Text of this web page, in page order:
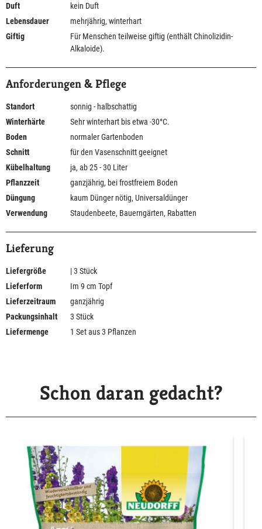
Duft
kein Duft
Lebensdauer
mehrjährig, winterhart
Giftig
Für Menschen teilweise giftig (enthält Chinolizidin-
Alkaloide).
Anforderungen & Pflege
Standort
sonnig - halbschattig
Winterhärte
Sehr winterhart bis etwa -30°C.
Boden
normaler Gartenboden
Schnitt
für den Vasenschnitt geeignet
Kübelhaltung
ja, ab 25 - 30 Liter
Pflanzzeit
ganzjährig, bei frostfreiem Boden
Düngung
kaum Dünger nötig, Universaldünger
Verwendung
Staudenbeete, Bauerngärten, Rabatten
Lieferung
Liefergröße
| 3 Stück
Lieferform
Im 9 cm Topf
Lieferzeitraum
ganzjährig
Packungsinhalt
3 Stück
Liefermenge
1 Set aus 3 Pflanzen
Schon daran gedacht?